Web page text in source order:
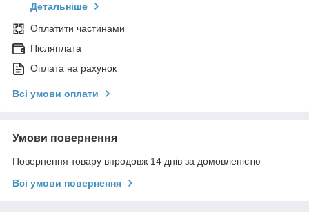
Детальніше
Оплатити частинами
Післяплата
Оплата на рахунок
Всі умови оплати
Умови повернення
Повернення товару впродовж 14 днів за домовленістю
Всі умови повернення